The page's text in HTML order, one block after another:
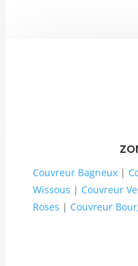
Couvreur Bagneux|
Wissous | Couvreur
Roses | Couvreur